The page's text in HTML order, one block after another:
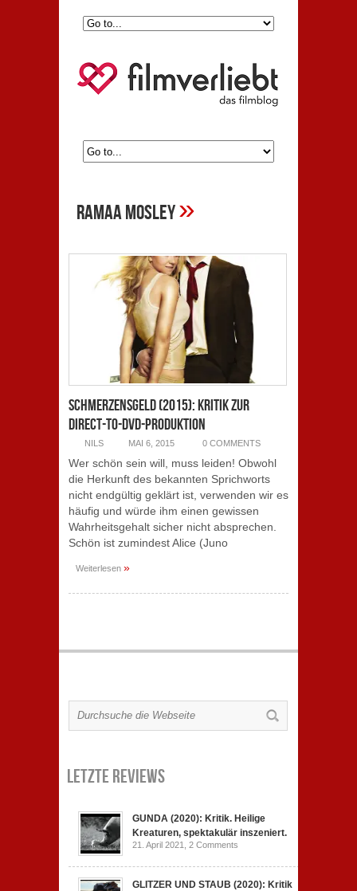
ramaa mosley»
Schmerzensgeld (2015): Kritik zur
Direct-to-DVD-Produktion
NILS MAI 6, 2015 0 COMMENTS
Wer schön sein will, muss leiden! Obwohl
die Herkunft des bekannten Sprichworts
nicht endgültig geklärt ist, verwenden wir es
häufig und würde ihm einen gewissen
Wahrheitsgehalt sicher nicht absprechen.
Schön ist zumindest Alice (Juno
Weiterlesen »
Letzte Reviews
GUNDA (2020): Kritik. Heilige
Kreaturen, spektakulär inszeniert.
21. April 2021, 2 Comments
GLITZER UND STAUB (2020): Kritik